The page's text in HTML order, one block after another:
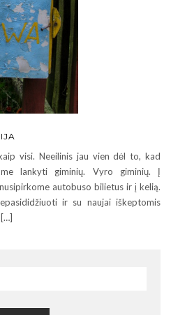
visi. Neeilinis jau vien dėl to, kad
lankyti giminių. Vyro giminių. Į
autobuso bilietus ir į kelią.
ir su naujai iškeptomis